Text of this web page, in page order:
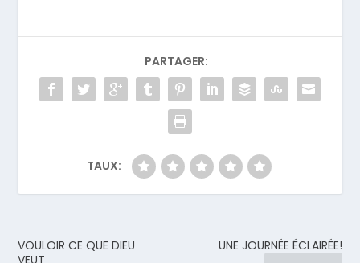
PARTAGER:
TAUX:
VOULOIR CE QUE DIEU
UNE JOURNÉE ÉCLAIRÉE!